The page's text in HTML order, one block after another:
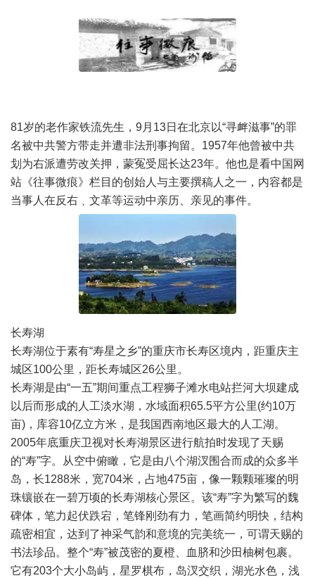
81岁的老作家铁流先生，9月13日在北京以“寻衅滋事”的罪
名被中共警方带走并遭非法刑事拘留。1957年他曾被中共
划为右派遭劳改关押，蒙冤受屈长达23年。他也是看中国网
站《往事微痕》栏目的创始人与主要撰稿人之一，内容都是
当事人在反右﹑文革等运动中亲历、亲见的事件。
长寿湖
长寿湖位于素有“寿星之乡”的重庆市长寿区境内，距重庆主
城区100公里，距长寿城区26公里。
长寿湖是由“一五”期间重点工程狮子滩水电站拦河大坝建成
以后而形成的人工淡水湖，水域面积65.5平方公里(约10万
亩)，库容10亿立方米，是我国西南地区最大的人工湖。
2005年底重庆卫视对长寿湖景区进行航拍时发现了天赐
的“寿”字。从空中俯瞰，它是由八个湖汊围合而成的众多半
岛，长1288米，宽704米，占地475亩，像一颗颗璀璨的明
珠镶嵌在一碧万顷的长寿湖核心景区。该“寿”字为繁写的魏
碑体，笔力起伏跌宕，笔锋刚劲有力，笔画简约明快，结构
疏密相宜，达到了神采气韵和意境的完美统一，可谓天赐的
书法珍品。整个“寿”被茂密的夏橙、血脐和沙田柚树包裹。
它有203个大小岛屿，星罗棋布，岛汊交织，湖光水色，浅